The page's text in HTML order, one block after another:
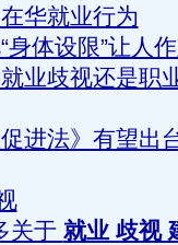
华就业行为
体设限”让人
业歧视还是职
进法》有望出
关于 就业 歧视